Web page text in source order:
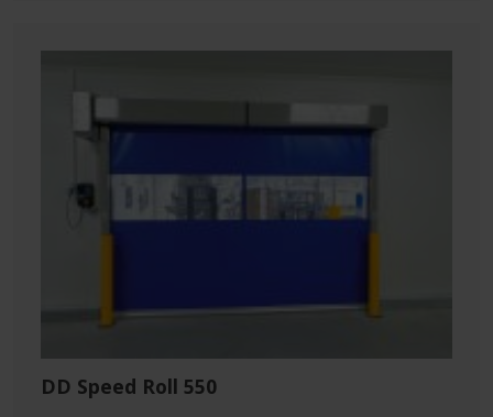
DD Speed Roll 550